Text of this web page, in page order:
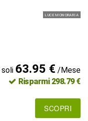
LUCE MONORARIA
soli 63.95 €/Mese
Risparmi 298.79 €
SCOPRI